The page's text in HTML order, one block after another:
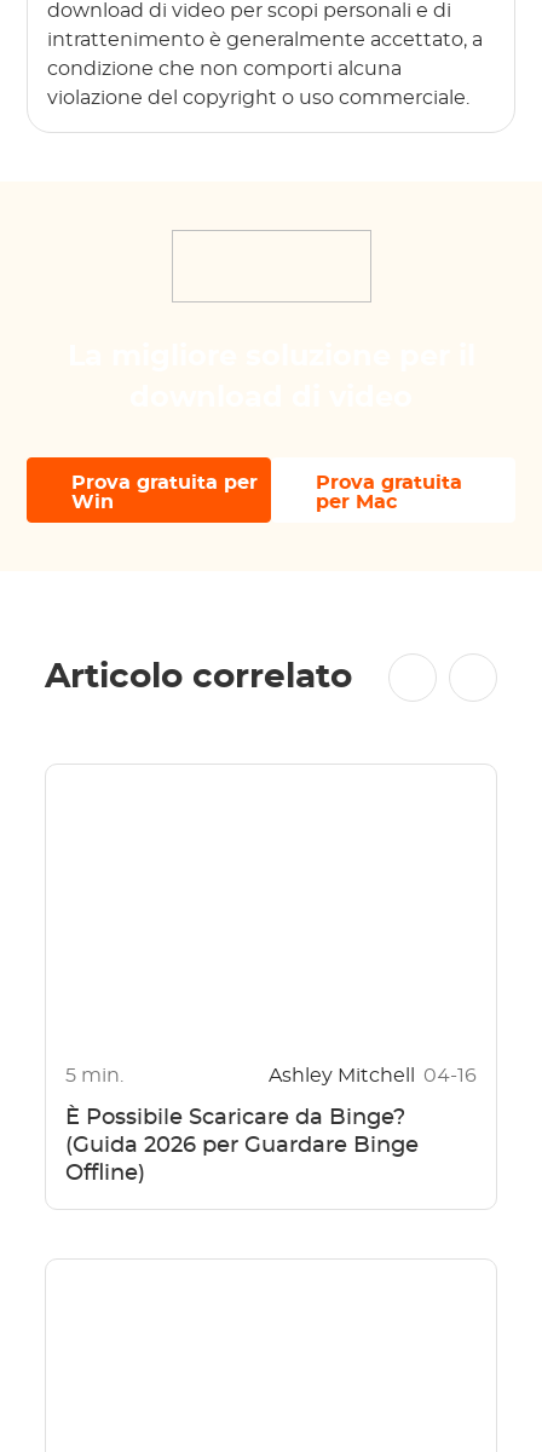
download di video per scopi personali e di
intrattenimento è generalmente accettato, a
condizione che non comporti alcuna
violazione del copyright o uso commerciale.
Prova gratuita per
Win
Prova gratuita
per Mac
Articolo correlato
5 min. Ashley Mitchell 04-16
È Possibile Scaricare da Binge?
(Guida 2026 per Guardare Binge
Offline)